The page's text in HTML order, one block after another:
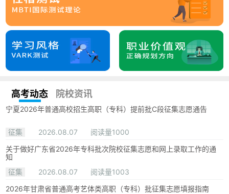
高考动态 院校资讯
宁夏2026年普通高校招生高职（专科）提前批C段征集志愿通告
征集 2026.08.07
阅读量1000
关于做好广东省2026年专科批次院校征集志愿和网上录取工作的通
知
征集
2026.08.07
阅读量1003
2026年甘肃省普通高考艺体类高职（专科）批征集志愿填报指南